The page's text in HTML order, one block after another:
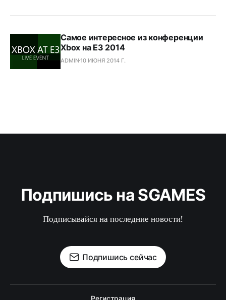
Самое интересное из конференции
Xbox на E3 2014
ADMIN10 ИЮНЯ 2014 Г.
Подпишись на SGAMES
Подписывайся на последние новости!
Подпишись сейчас
Регистрация